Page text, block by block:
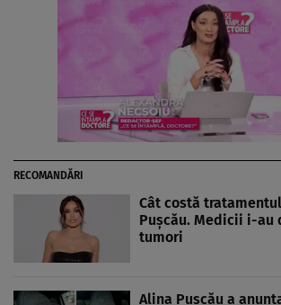
RECOMANDĂRI
Cât costă
Pușcău. Medicii i-au
tumori
Alina Pușcău a